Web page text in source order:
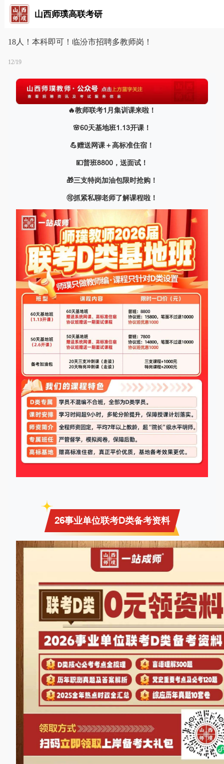
山西师璞高联考研
18人！本科即可！临汾市招聘多教师岗！
12/19
🔥教师联考1月集训课来啦！
🌸60天基地班1.13开课！
💪赠送网课＋高标准住宿！
💴普班8800，送面试！
🎁三支特岗加油包限时抢购！
🉑抓紧私聊老师了解课程啦！
26事业单位联考D类备考资料